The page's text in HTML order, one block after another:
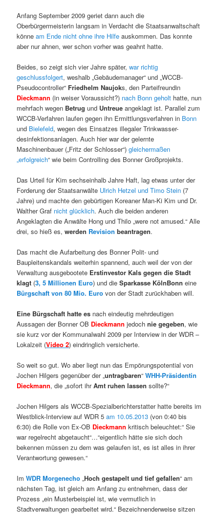
Anfang September 2009 geriet dann auch die
Oberbürgermeisterin langsam in Verdacht die Staatsanwaltschaft
könneam Ende nicht ohne ihre Hilfeauskommen. Das konnte
aber nur ahnen, wer schon vorher was geahnt hatte.
Beides, so zeigt sich vier Jahre später,war richtig
geschlussfolgert, weshalb „Gebäudemanager“ und „WCCB-
Pseudocontroller“ Friedhelm Naujoks, den Parteifreundin
Dieckmann (in weiser Voraussicht?) nach Bonn geholt hatte, nun
mehrfach wegen Betrug und Untreue angeklagt ist. Parallel zum
WCCB-Verfahren laufen gegen ihn Ermittlungsverfahren in Bonn
und Bielefeld, wegen des Einsatzes illegaler Trinkwasser-
desinfektionsanlagen. Auch hier war der gelernte
Maschinenbauer („Fritz der Schlosser“)gleichermaßen
„erfolgreich“ wie beim Controlling des Bonner Großprojekts.
Das Urteil für Kim sechseinhalb Jahre Haft, lag etwas unter der
Forderung der Staatsanwälte Ulrich Hetzel und Timo Stein (7
Jahre) und machte den gebürtigen Koreaner Man-Ki Kim und Dr.
Walther Graf nicht glücklich. Auch die beiden anderen
Angeklagten die Anwälte Hong und Thilo „were not amused.“ Alle
drei, so hieß es,werden Revision beantragen.
Das macht die Aufarbeitung des Bonner Polit- und
Baupleitenskandals weiterhin spannend, auch weil der von der
Verwaltung ausgebootete Erstinvestor Kals gegen die Stadt
klagt (3, 5 Millionen Euro) und dieSparkasse KölnBonneine
Bürgschaft von 80 Mio. Eurovon der Stadt zurückhaben will.
Eine Bürgschaft hatte es nach eindeutig mehrdeutigen
Aussagen der Bonner OB Dieckmann jedoch nie gegeben, wie
sie kurz vor der Kommunalwahl 2009 per Interview in der WDR –
Lokalzeit (Video 2) eindringlich versicherte.
So weit so gut. Wo aber liegt nun das Empörungspotential von
Jochen Hilgers gegenüber der „untragbaren“WHH-Präsidentin
Dieckmann, die „sofort ihrAmt ruhen lassen sollte?“
Jochen Hilgers als WCCB-Spezialberichterstatter hatte bereits im
Westblick-Interview auf WDR 5am 10.05.2013 (von 0:40 bis
6:30) die Rolle von Ex-OB Dieckmannkritisch beleuchtet:“ Sie
war regelrecht abgetaucht“…“eigentlich hätte sie sich doch
bekennen müssen zu dem was gelaufen ist, es ist alles in ihrer
Verantwortung gewesen.“
ImWDR Morgenecho „Hoch gestapelt und tief gefallen“ am
nächsten Tag, ist gleich am Anfang zu entnehmen, dass der
Prozess „ein Musterbeispiel ist, wie vermutlich in
Stadtverwaltungen gearbeitet wird.“ Bezeichnenderweise sitzen